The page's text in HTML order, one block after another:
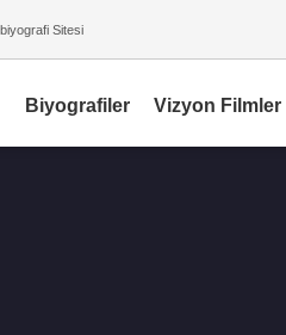
Sitesi
Biyografiler Vizyon Filmler